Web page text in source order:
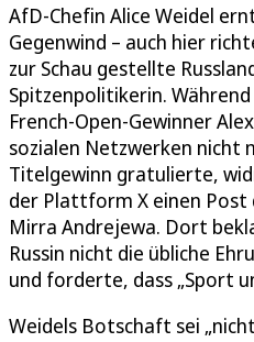
AfD-Chefin Alice Weidel
Gegenwind – auch hier
zur Schau gestellte
Spitzenpolitikerin.
French-Open-Gewinner
sozialen Netzwerken nicht
Titelgewinn gratulierte,
der Plattform X einen Post
Mirra Andrejewa. Dort
Russin nicht die übliche
und forderte, dass „Sport
Weidels Botschaft sei